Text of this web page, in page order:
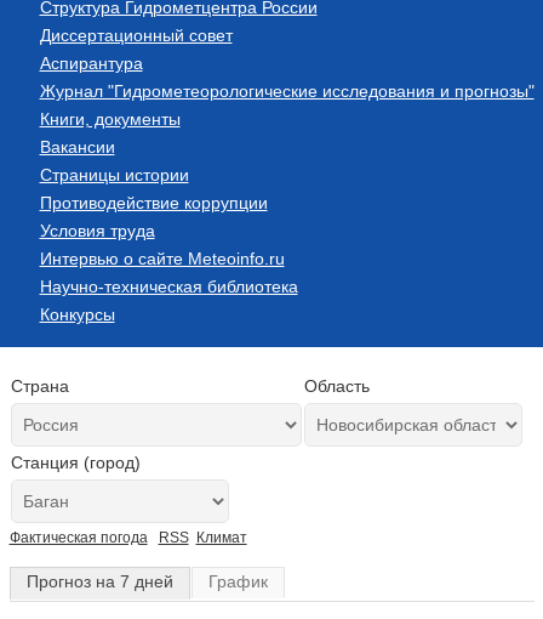
Структура Гидрометцентра России
Диссертационный совет
Аспирантура
Журнал "Гидрометеорологические исследования и прогнозы"
Книги, документы
Вакансии
Страницы истории
Противодействие коррупции
Условия труда
Интервью о сайте Meteoinfo.ru
Научно-техническая библиотека
Конкурсы
Страна Область
Станция (город)
Фактическая погода RSS Климат
Прогноз на 7 дней График